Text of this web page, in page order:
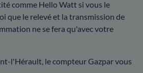
comme Hello Watt si vous le
que le relevé et la transmission de
ne se fera qu'avec votre
l'Hérault, le compteur Gazpar vous